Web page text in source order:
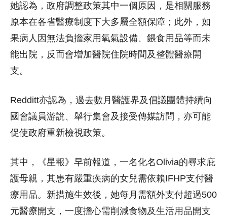
她認為，政府調整政策其中一個原因，是相關服務
原本在各省醫療制度下大多屬全額保障；此外，如
果病人因無法負擔家用氧氣設備、餵食用品等而未
能出院，反而會增加醫院住院時間及整體醫療開
支。
Redditt亦認為，過去數月醫護界及倡議團體持續向
國會議員游說、舉行集會及接受傳媒訪問，亦可能
促使政府重新檢視政策。
其中，《星報》早前報道，一名化名Olivia的尋求庇
護母親，其患有嚴重疾病的女兒需依賴IFHP支付醫
療用品。新措施生效後，她每月需額外支付超過500
元醫療開支，一度擔心需削減食物及生活用品開支